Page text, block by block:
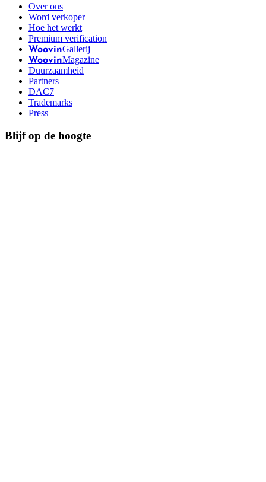
Over ons
Word verkoper
Hoe het werkt
Premium verification
WoovinGallerij
WoovinMagazine
Duurzaamheid
Partners
DAC7
Trademarks
Press
Blijf op de hoogte